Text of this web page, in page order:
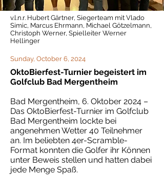
v.l.n.r. Hubert Gärtner, Siegerteam mit Vlado
Simic, Marcus Ehrmann, Michael Götzelmann,
Christoph Werner, Spielleiter Werner
Hellinger
Sunday, October 6, 2024
OktoBierfest-Turnier begeistert im
Golfclub Bad Mergentheim
Bad Mergentheim, 6. Oktober 2024 –
Das OktoBierfest-Turnier im Golfclub
Bad Mergentheim lockte bei
angenehmen Wetter 40 Teilnehmer
an. Im beliebten 4er-Scramble-
Format konnten die Golfer ihr Können
unter Beweis stellen und hatten dabei
jede Menge Spaß.